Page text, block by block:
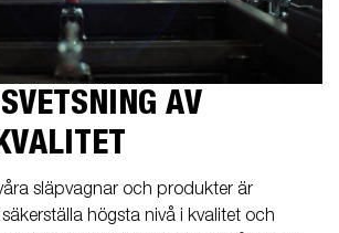
AV
släpvagnar och produkter är
högsta nivå i kvalitet och